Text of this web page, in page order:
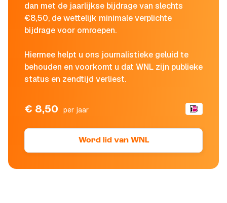
dan met de jaarlijkse bijdrage van slechts
€8,50, de wettelijk minimale verplichte
bijdrage voor omroepen.
Hiermee helpt u ons journalistieke geluid te
behouden en voorkomt u dat WNL zijn publieke
status en zendtijd verliest.
€ 8,50 per jaar
Word lid van WNL